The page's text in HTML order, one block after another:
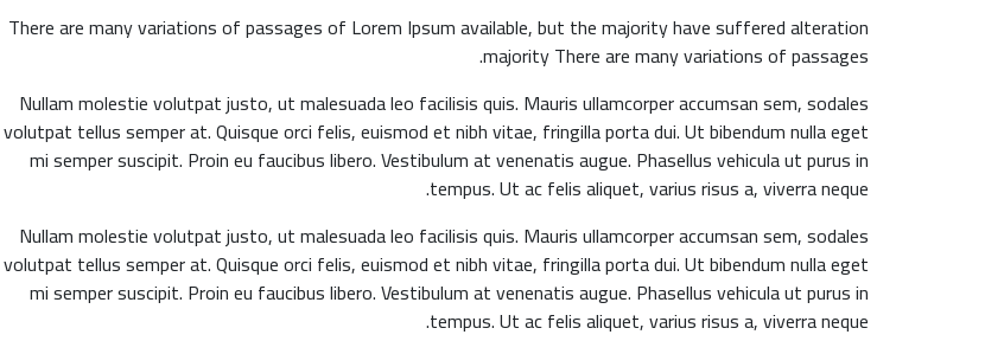
There are many variations of passages of Lorem Ipsum available, but the majority have suffered alteration
majority There are many variations of passages.
Nullam molestie volutpat justo, ut malesuada leo facilisis quis. Mauris ullamcorper accumsan sem, sodales
volutpat tellus semper at. Quisque orci felis, euismod et nibh vitae, fringilla porta dui. Ut bibendum nulla eget
mi semper suscipit. Proin eu faucibus libero. Vestibulum at venenatis augue. Phasellus vehicula ut purus in
tempus. Ut ac felis aliquet, varius risus a, viverra neque.
Nullam molestie volutpat justo, ut malesuada leo facilisis quis. Mauris ullamcorper accumsan sem, sodales
volutpat tellus semper at. Quisque orci felis, euismod et nibh vitae, fringilla porta dui. Ut bibendum nulla eget
mi semper suscipit. Proin eu faucibus libero. Vestibulum at venenatis augue. Phasellus vehicula ut purus in
tempus. Ut ac felis aliquet, varius risus a, viverra neque.